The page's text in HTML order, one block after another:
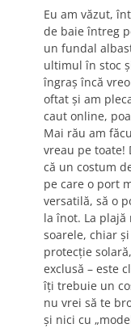
Eu am văzut,
de baie întreg
un fundal
ultimul în stoc
îngraș încă
oftat și am
caut online,
Mai rău am
vreau pe toate!
că un costum
pe care o port
versatilă, să o
la înot. La
soarele, chiar
protecție
exclusă – este
îți trebuie un
nu vrei să te
și nici cu